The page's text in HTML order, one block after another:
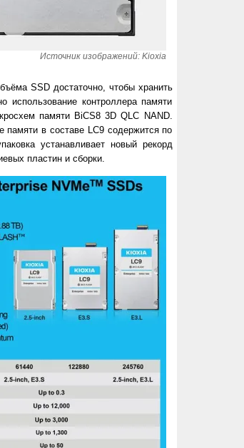
Источник изображений: Kioxia
SSD достаточно, чтобы хранить
контроллера памяти
памяти BiCS8 3D QLC NAND.
в составе LC9 содержится по
устанавливает новый рекорд
пластин и сборки.